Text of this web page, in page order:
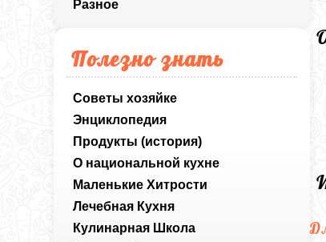
Разное
Полезно знать
Советы хозяйке
Энциклопедия
Продукты (история)
О национальной кухне
Маленькие Хитрости
Лечебная Кухня
Кулинарная Школа